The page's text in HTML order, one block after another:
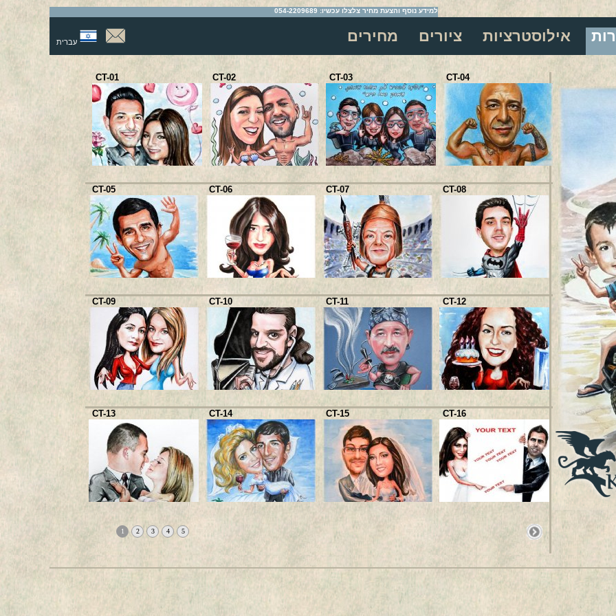
למידע נוסף והצעת מחיר צלצלו עכשיו: 054-2209689
אילוסטרציות ציורים מחירים עברית
CT-01 CT-02 CT-03 CT-04
CT-05 CT-06 CT-07 CT-08
CT-09 CT-10 CT-11 CT-12
CT-13 CT-14 CT-15 CT-16
CT-17
CT-21
CT-25